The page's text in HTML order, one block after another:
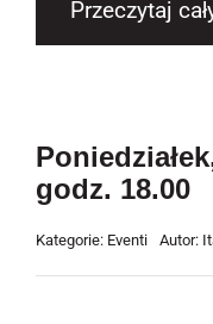
Przeczytaj
godz. 18.00
Kategorie: Eventi Autor: